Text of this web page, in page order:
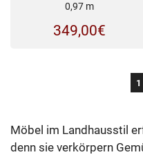
0,97 m
349,00€
1
Möbel im Landhausstil
denn sie verkörpern